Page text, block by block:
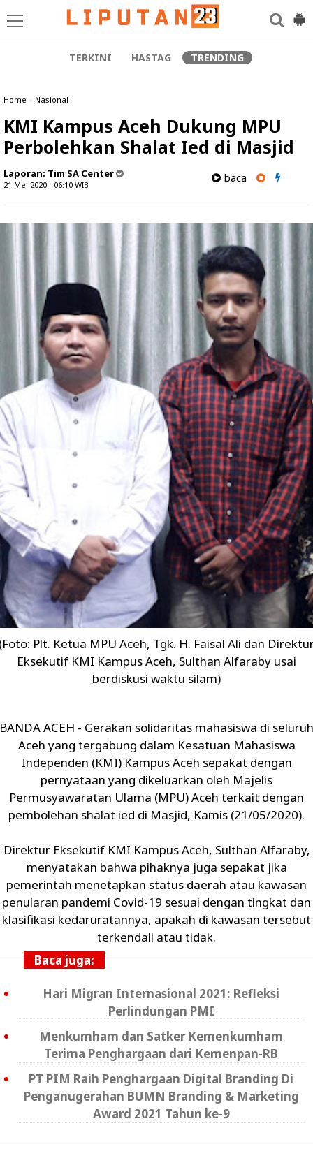
TERKINI HASTAG TRENDING
Home » Nasional
KMI Kampus Aceh Dukung MPU
Perbolehkan Shalat Ied di Masjid
Laporan: Tim SA Center
21 Mei 2020 - 06:10 WIB
baca
Plt. Ketua MPU Aceh, Tgk. H. Faisal Ali dan
Eksekutif KMI Kampus Aceh, Sulthan Alfaraby usai
berdiskusi waktu silam)
BANDA ACEH - Gerakan solidaritas mahasiswa di seluruh
Aceh yang tergabung dalam Kesatuan Mahasiswa
Independen (KMI) Kampus Aceh sepakat dengan
pernyataan yang dikeluarkan oleh Majelis
Permusyawaratan Ulama (MPU) Aceh terkait dengan
pembolehan shalat ied di Masjid, Kamis (21/05/2020).
Direktur Eksekutif KMI Kampus Aceh, Sulthan Alfaraby,
menyatakan bahwa pihaknya juga sepakat jika
pemerintah menetapkan status daerah atau kawasan
penularan pandemi Covid-19 sesuai dengan tingkat dan
klasifikasi kedaruratannya, apakah di kawasan tersebut
terkendali atau tidak.
Baca juga:
Hari Migran Internasional 2021: Refleksi
Perlindungan PMI
Menkumham dan Satker Kemenkumham
Terima Penghargaan dari Kemenpan-RB
PT PIM Raih Penghargaan Digital Branding Di
Penganugerahan BUMN Branding & Marketing
Award 2021 Tahun ke-9